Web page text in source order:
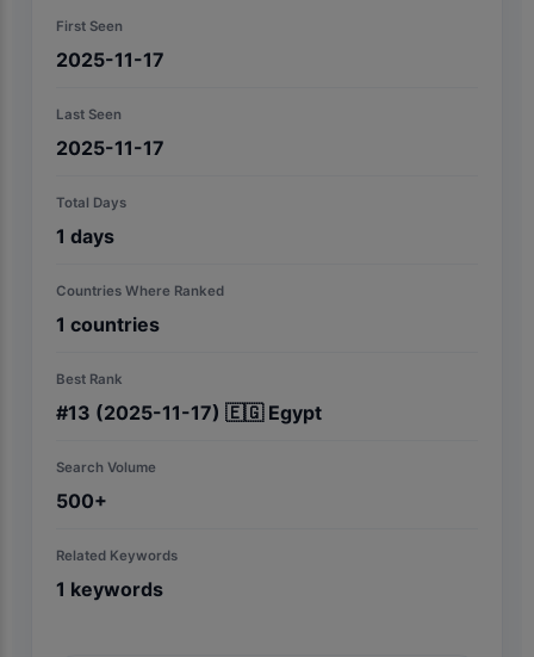
First Seen
2025-11-17
Last Seen
2025-11-17
Total Days
1 days
Countries Where Ranked
1 countries
Best Rank
#13 (2025-11-17) 🇪🇬 Egypt
Search Volume
500+
Related Keywords
1 keywords